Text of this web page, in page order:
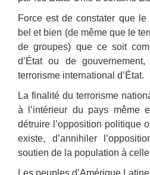
Force est de constater que le
bel et bien (de même que le
de groupes) que ce soit
d’État ou de
terrorisme international d’État.
La finalité du terrorisme
à l’intérieur du pays même
détruire l’opposition politique
existe, d’annihiler
soutien de la population à
Les peuples d’Amérique